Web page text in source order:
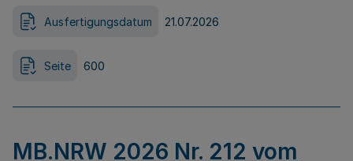
Ausfertigungsdatum 21.07.2026
Seite 600
MB.NRW 2026 Nr. 212 vom